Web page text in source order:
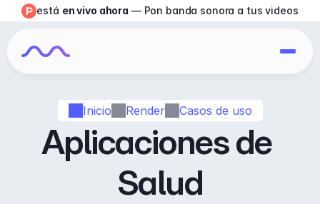
Inicio Render Casos de uso
Aplicaciones de
Salud
está en vivo ahora — Pon banda sonora a tus videos